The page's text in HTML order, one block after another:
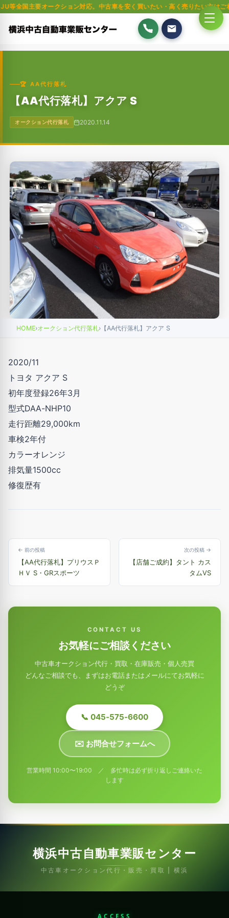
クション対応。中古車を安く買いたい・高く売りたい方はご相談ください
🏆 AA代行落札
【AA代行落札】アクア S
オークション代行落札 2020.11.14
HOME›オークション代行落札› 【AA代行落札】アクア S
2020/11
トヨタ アクア S
初年度登録26年3月
型式DAA-NHP10
走行距離29,000km
車検2年付
カラーオレンジ
排気量1500cc
修復歴有
← 前の投稿
【AA代行落札】プリウスＰ
ＨＶ S・GRスポーツ
次の投稿 →
【店舗ご成約】タント カス
タムVS
CONTACT US
お気軽にご相談ください
中古車オークション代行・買取・在庫販売・個人売買
どんなご相談でも、まずはお電話またはメールにてお気軽に
どうぞ
📞 045-575-6600
✉️ お問合せフォームへ
営業時間 10:00〜19:00 ／ 多忙時は必ず折り返しご連絡いた
します
横浜中古自動車業販センター
中古車オークション代行・販売・買取 | 横浜
ACCESS